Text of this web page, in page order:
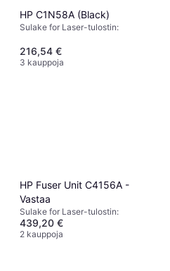
HP C1N58A (Black)
Sulake for Laser-tulostin:
216,54 €
3 kauppoja
HP Fuser Unit C4156A -
Vastaa
Sulake for Laser-tulostin:
439,20 €
2 kauppoja